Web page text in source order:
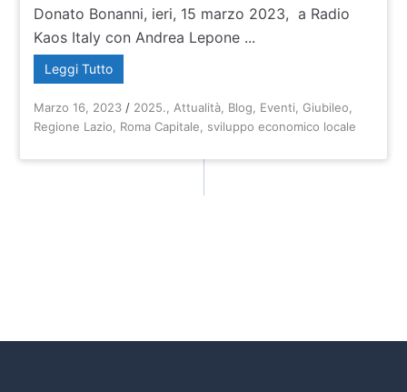
Donato Bonanni, ieri, 15 marzo 2023, a Radio
Kaos Italy con Andrea Lepone ...
Leggi Tutto
Marzo 16, 2023 / 2025. Attualità Blog Eventi ,Giubileo
Regione Lazio
Roma Capitale sviluppo economico locale